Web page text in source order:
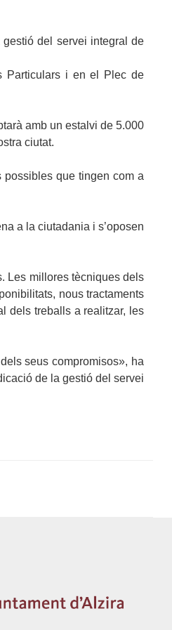
del servei integral de
Particulars i en el Plec de
amb un estalvi de 5.000
ciutat.
possibles que tingen com a
a la ciutadania i s’oposen
Les millores tècniques dels
nous tractaments
dels treballs a realitzar, les
seus compromisos», ha
de la gestió del servei